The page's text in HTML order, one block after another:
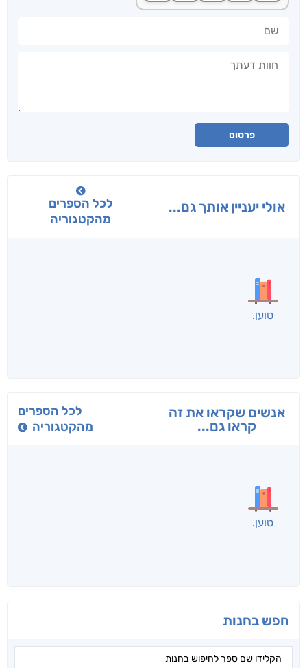
פרסום
אולי יעניין אותך גם...
לכל הספרים
מהקטגוריה
בפנוכו
חני שאטן
תרדמת
א. פ.
אנשים שקראו את זה